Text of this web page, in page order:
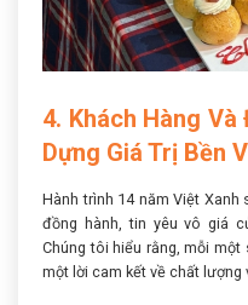
4. Khách Hàng
Dựng Giá Trị Bền
Hành trình 14 năm Việt
đồng hành, tin yêu vô giá
Chúng tôi hiểu rằng, mỗi
một lời cam kết về chất lượng